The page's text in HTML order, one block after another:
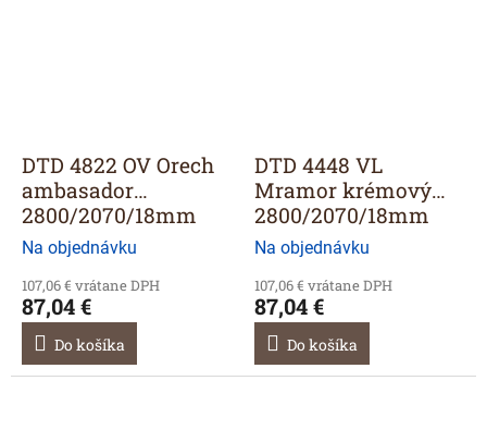
DTD 4822 OV Orech
ambasador
2800/2070/18mm
Na objednávku
107,06 € vrátane DPH
87,04 €
Do košíka
DTD 4448 VL
Mramor krémový
2800/2070/18mm
Na objednávku
107,06 € vrátane DPH
87,04 €
Do košíka